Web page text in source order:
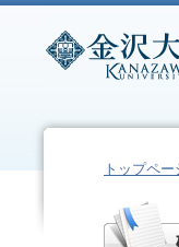
トップペー